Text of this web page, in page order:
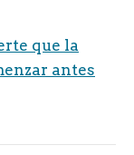
que la
antes